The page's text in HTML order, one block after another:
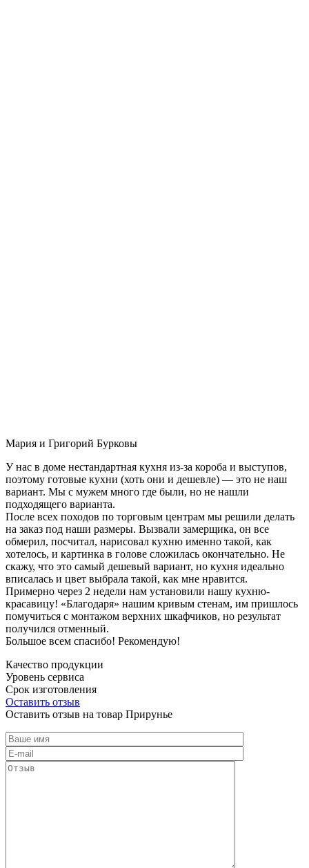
Мария и Григорий Бурковы
У нас в доме нестандартная кухня из-за короба и выступов,
поэтому готовые кухни (хоть они и дешевле) — это не наш
вариант. Мы с мужем много где были, но не нашли
подходящего варианта.
После всех походов по торговым центрам мы решили делать
на заказ под наши размеры. Вызвали замерщика, он все
обмерил, посчитал, нарисовал кухню именно такой, как
хотелось, и картинка в голове сложилась окончательно. Не
скажу, что это самый дешевый вариант, но кухня идеально
вписалась и цвет выбрала такой, как мне нравится.
Примерно через 2 недели нам установили нашу кухню-
красавицу! «Благодаря» нашим кривым стенам, им пришлось
помучиться с монтажом верхних шкафчиков, но результат
получился отменный.
Большое всем спасибо! Рекомендую!
Качество продукции
Уровень сервиса
Срок изготовления
Оставить отзыв
Оставить отзыв на товар Прирунье